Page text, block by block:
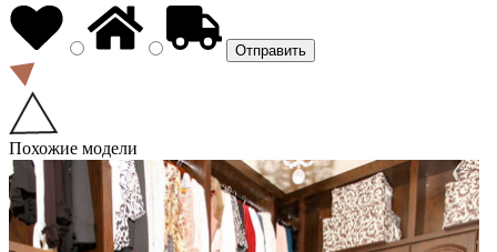
Похожие модели